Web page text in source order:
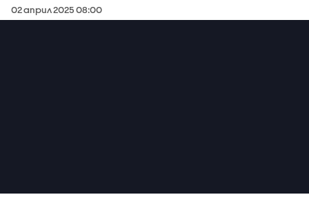
02 април 2025 08:00